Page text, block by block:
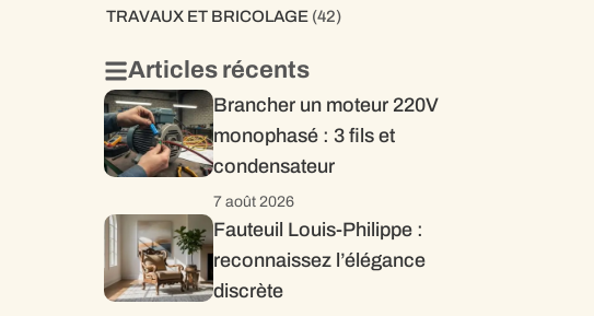
TRAVAUX ET BRICOLAGE(42)
Articles récents
Brancher un moteur 220V
monophasé : 3 fils et
condensateur
7 août 2026
Fauteuil Louis-Philippe :
reconnaissez l’élégance
discrète